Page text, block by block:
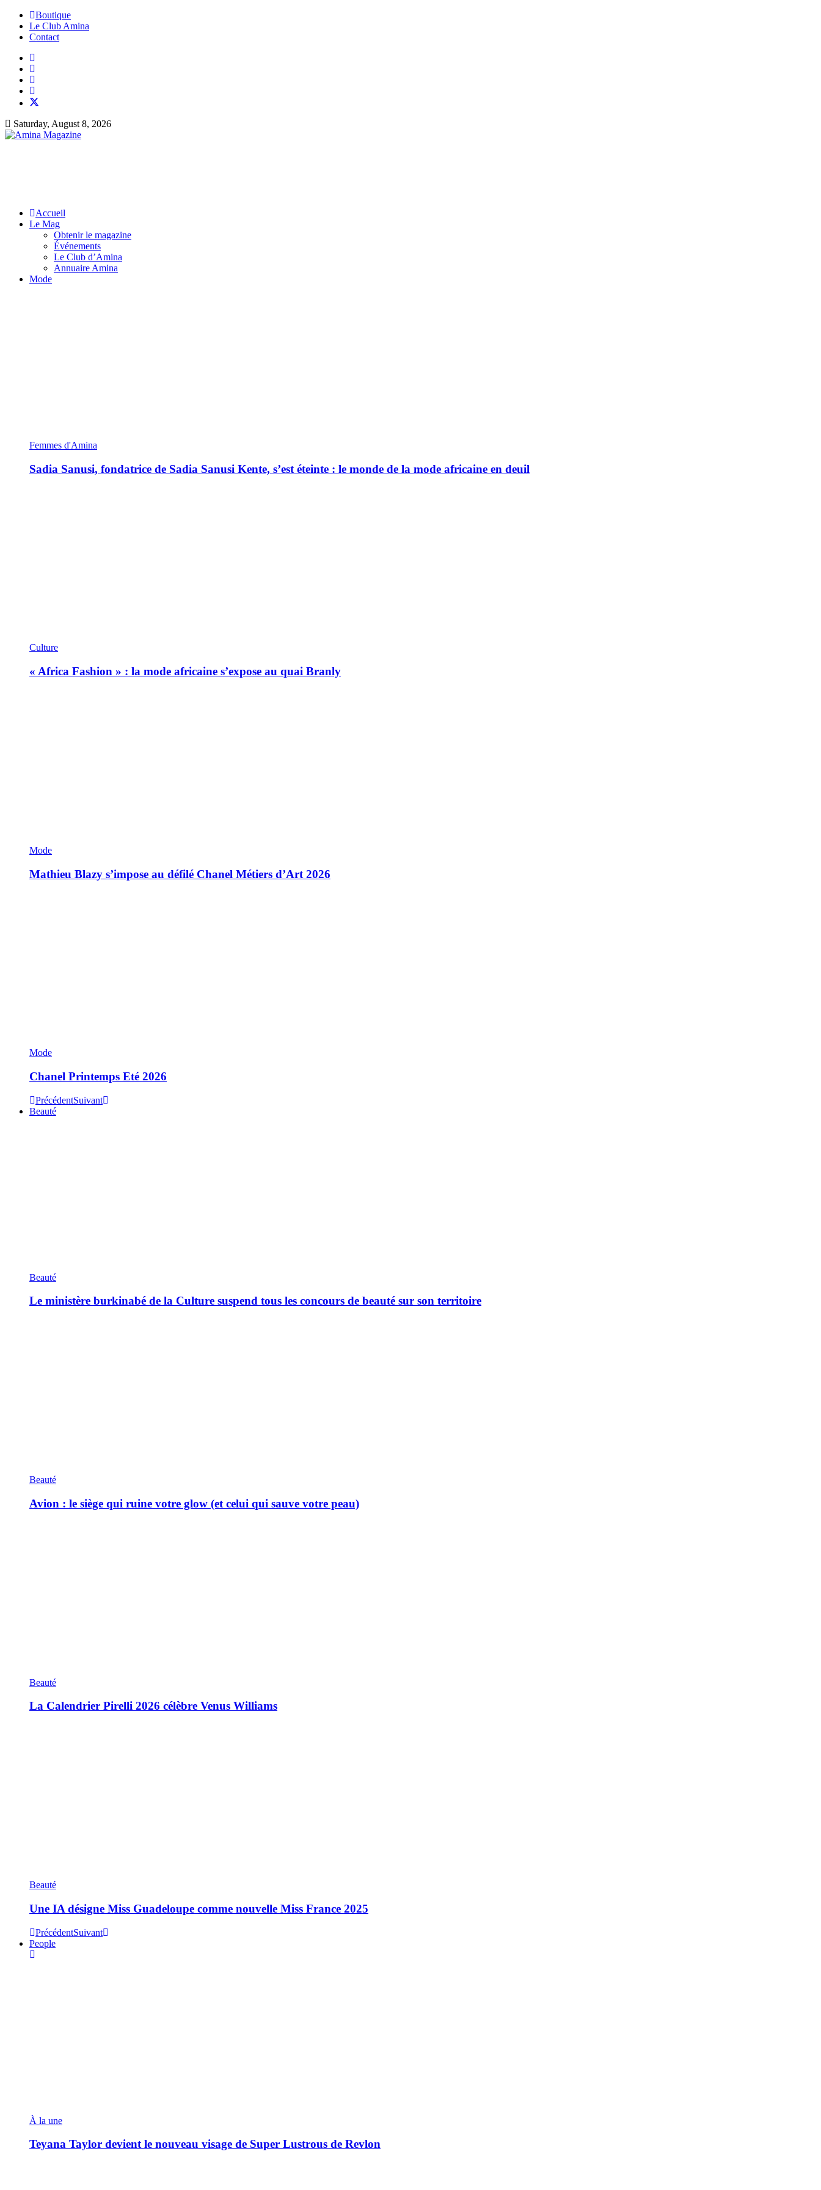
Boutique
Le Club Amina
Contact
Saturday, August 8, 2026
Accueil
Le Mag
Obtenir le magazine
Événements
Le Club d’Amina
Annuaire Amina
Mode
Femmes d'Amina
Sadia Sanusi, fondatrice de Sadia Sanusi Kente, s’est éteinte : le monde de la mode africaine en deuil
Culture
« Africa Fashion » : la mode africaine s’expose au quai Branly
Mode
Mathieu Blazy s’impose au défilé Chanel Métiers d’Art 2026
Mode
Chanel Printemps Eté 2026
PrécédentSuivant
Beauté
Beauté
Le ministère burkinabé de la Culture suspend tous les concours de beauté sur son territoire
Beauté
Avion : le siège qui ruine votre glow (et celui qui sauve votre peau)
Beauté
La Calendrier Pirelli 2026 célèbre Venus Williams
Beauté
Une IA désigne Miss Guadeloupe comme nouvelle Miss France 2025
PrécédentSuivant
People
À la une
Teyana Taylor devient le nouveau visage de Super Lustrous de Revlon